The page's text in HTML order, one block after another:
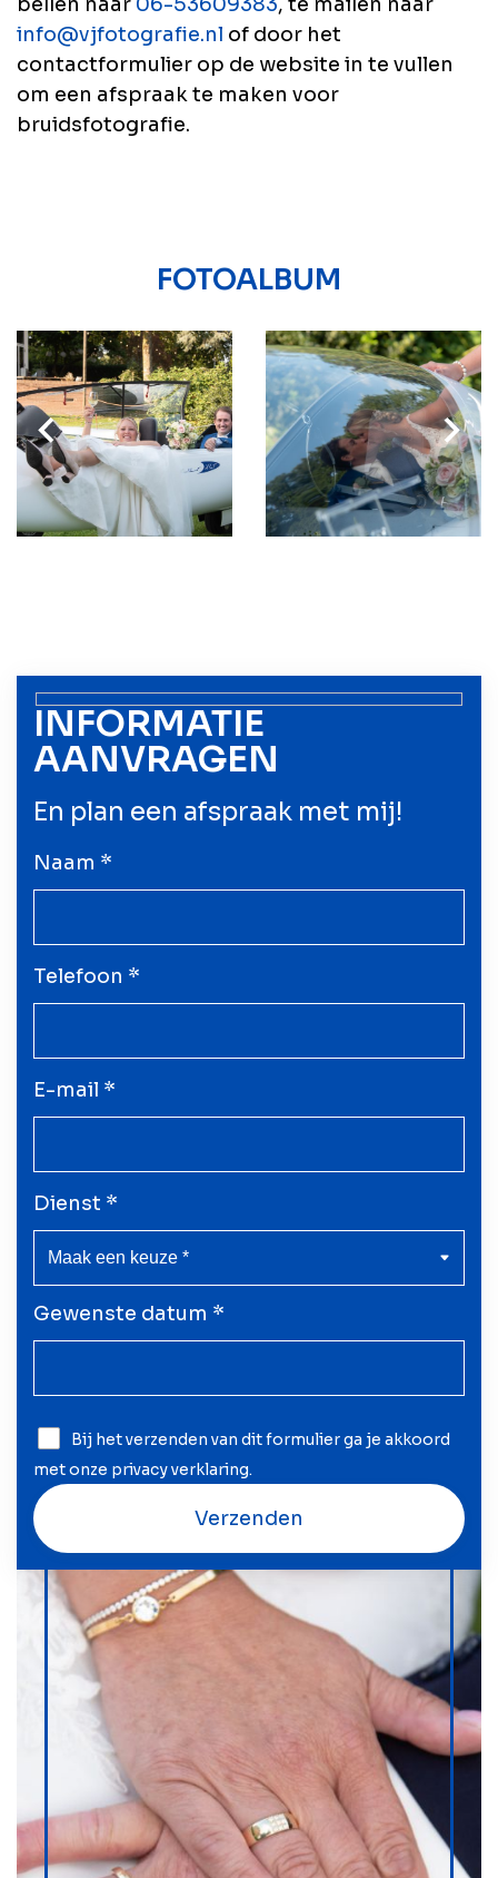
info@vjfotografie.nl of door het
contactformulier op de website in te vullen
om een afspraak te maken voor
bruidsfotografie.
FOTOALBUM
INFORMATIE
AANVRAGEN
En plan een afspraak met mij!
Naam *
Telefoon *
E-mail *
Dienst *
Gewenste datum *
Bij het verzenden van dit formulier ga je akkoord
met onze privacy verklaring.